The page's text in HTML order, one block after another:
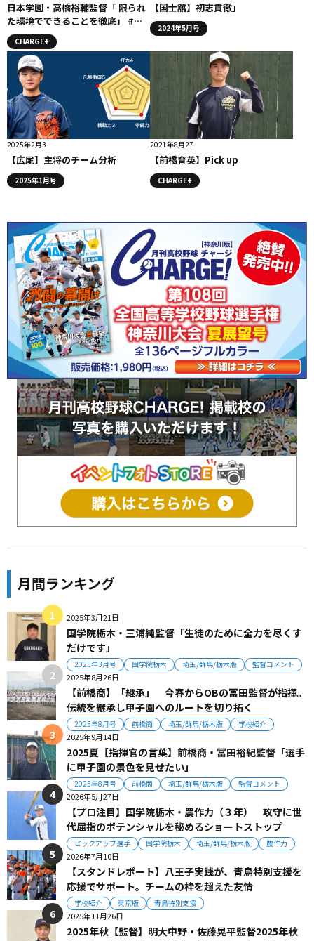
日本学園・高橋裕輔監督「 限られ
た環境でできることを徹底」 #日
本学園
CHARGE+
【国士舘】初志貫徹」
2024年5月号
2025年2月3
【広尾】主将のチーム分析
2025年1月号
2021年8月27
【前橋育英】Pick up
CHARGE+
月間ランキング
2025年3月21日
国学院栃木・三浦純監督「生徒のために全力を尽くす
だけです」
2025年3月号 国学院栃木 埼玉/群馬/栃木版 監督コメント
2025年8月26日
【前橋商】「継承」 今春からOBの冨田監督が指揮。
伝統を継承し甲子園へのルートを切り拓く
2025年8月号 前橋商 埼玉/群馬/栃木版 学校紹介
2025年9月14日
2025夏【指揮官の言葉】前橋商・冨田裕紀監督「選手
に甲子園の景色を見せたい」
2025年8月号 前橋商 埼玉/群馬/栃木版 監督コメント
2026年5月27日
【プロ注目】国学院栃木・農作力（３年） 攻守に世
代屈指のポテンシャルを秘めるショートストップ
ピックアップ選手 国学院栃木 埼玉/群馬/栃木版 農作力
2026年7月10日
【スタンドレポート】八王子実践が、青鳥特別支援を
応援でサポート。チームの枠を超えた友情
学校紹介 東京版 青鳥特別支援
2025年11月26日
2025年秋【監督】明大中野・佐藤晃平監督2025年秋